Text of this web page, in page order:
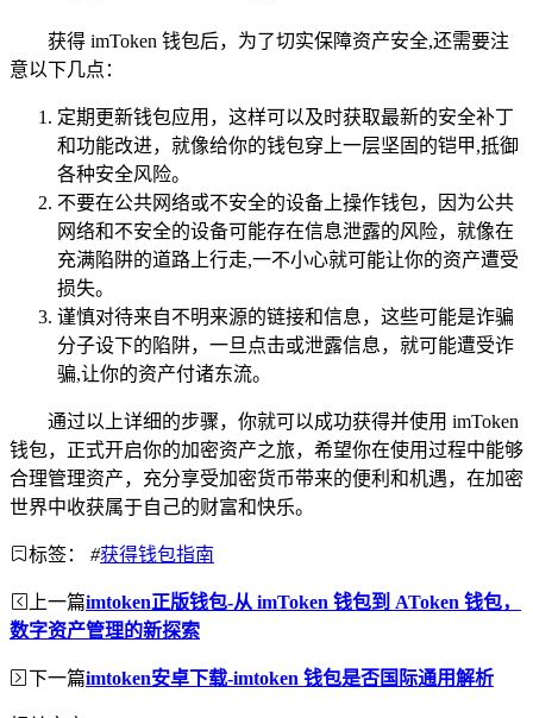
获得 imToken 钱包后，为了切实保障资产安全,还需要注
意以下几点：
定期更新钱包应用，这样可以及时获取最新的安全补丁
和功能改进，就像给你的钱包穿上一层坚固的铠甲,抵御
各种安全风险。
不要在公共网络或不安全的设备上操作钱包，因为公共
网络和不安全的设备可能存在信息泄露的风险，就像在
充满陷阱的道路上行走,一不小心就可能让你的资产遭受
损失。
谨慎对待来自不明来源的链接和信息，这些可能是诈骗
分子设下的陷阱，一旦点击或泄露信息，就可能遭受诈
骗,让你的资产付诸东流。
通过以上详细的步骤，你就可以成功获得并使用 imToken
钱包，正式开启你的加密资产之旅，希望你在使用过程中能够
合理管理资产，充分享受加密货币带来的便利和机遇，在加密
世界中收获属于自己的财富和快乐。
标签： #获得钱包指南
上一篇imtoken正版钱包-从 imToken 钱包到 AToken 钱包，
数字资产管理的新探索
下一篇imtoken安卓下载-imtoken 钱包是否国际通用解析